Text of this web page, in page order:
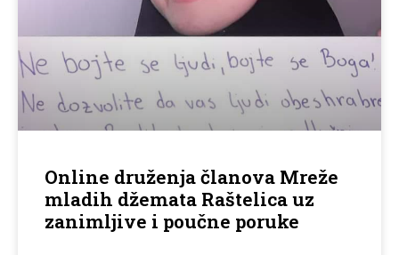
Online druženja članova Mreže
mladih džemata Raštelica uz
zanimljive i poučne poruke